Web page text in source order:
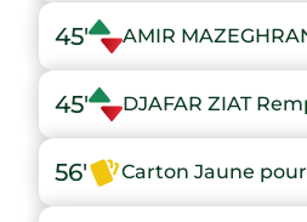
45' AMIR
45' DJAFAR ZIAT
56' Carton Jaune